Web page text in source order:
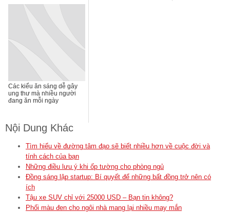
Các kiểu ăn sáng dễ gây
ung thư mà nhiều người
đang ăn mỗi ngày
Nội Dung Khác
Tìm hiểu về đường tâm đạo sẽ biết nhiều hơn về cuộc đời và
tính cách của bạn
Những điều lưu ý khi ốp tường cho phòng ngủ
Đồng sáng lập startup: Bí quyết để những bất đồng trở nên có
ích
Tậu xe SUV chỉ với 25000 USD – Bạn tin không?
Phối màu đen cho ngôi nhà mang lại nhiều may mắn